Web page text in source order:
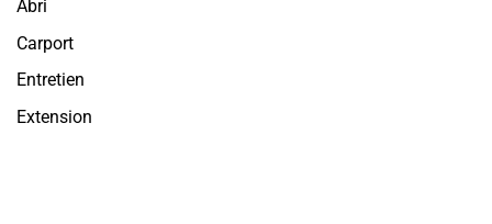
Abri
Carport
Entretien
Extension